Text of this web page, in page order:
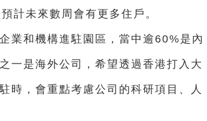
計未來數周會有更多住戶。
業和機構進駐園區，當中逾60%是內
一是海外公司，希望透過香港打入大
時，會重點考慮公司的科研項目、人